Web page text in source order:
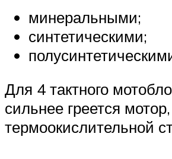
минеральными;
синтетическими;
Для 4 тактного
сильнее греется
термоокислительной